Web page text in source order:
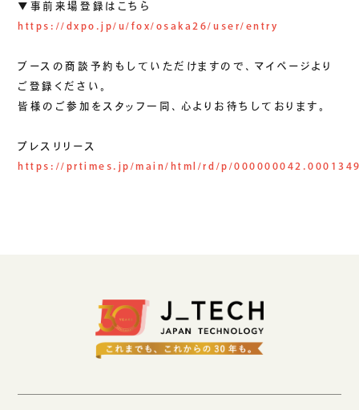
▼事前来場登録はこちら
https://dxpo.jp/u/fox/osaka26/user/entry
ブースの商談予約もしていただけますので、マイページより
ご登録ください。
皆様のご参加をスタッフ一同、心よりお待ちしております。
プレスリリース
https://prtimes.jp/main/html/rd/p/